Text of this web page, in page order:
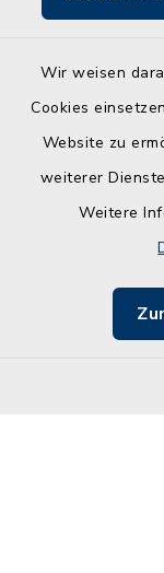
Wir weisen
Cookies
Website zu
weiterer
Weitere